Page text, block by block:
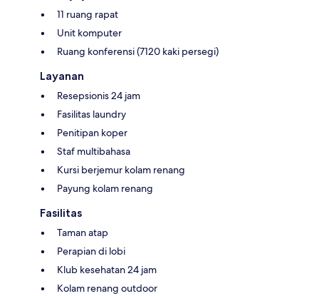
11 ruang rapat
Unit komputer
Ruang konferensi (7120 kaki persegi)
Layanan
Resepsionis 24 jam
Fasilitas laundry
Penitipan koper
Staf multibahasa
Kursi berjemur kolam renang
Payung kolam renang
Fasilitas
Taman atap
Perapian di lobi
Klub kesehatan 24 jam
Kolam renang outdoor